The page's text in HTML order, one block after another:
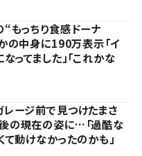
もっちり食感ドーナ
の中身に190万表示「イ
ってました」「これかな
レージ前で見つけたまさ
の現在の姿に…「過酷な
て動けなかったのかも」